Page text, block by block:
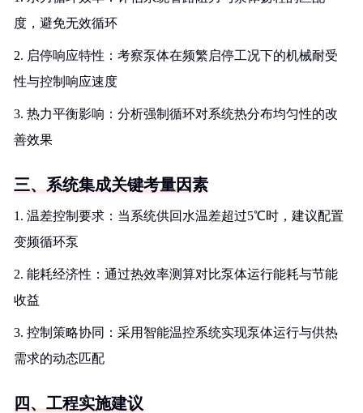
度，避免无效循环
2. 启停响应特性：考察泵体在频繁启停工况下的机械耐受
性与控制响应速度
3. 热力平衡影响：分析强制循环对系统热分布均匀性的改
善效果
三、系统集成关键考量因素
1. 温差控制要求：当系统供回水温差超过5℃时，建议配置
变频循环泵
2. 能耗经济性：通过热效率测算对比泵体运行能耗与节能
收益
3. 控制策略协同：采用智能温控系统实现泵体运行与供热
需求的动态匹配
四、工程实施建议